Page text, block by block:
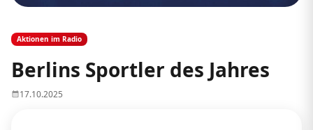
Aktionen im Radio
Berlins Sportler des Jahres
17.10.2025